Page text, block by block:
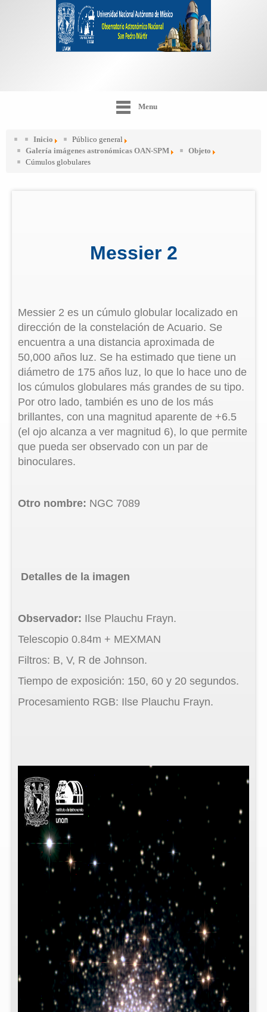
Menu
Inicio
Público general
Galería imágenes astronómicas OAN-SPM
Objeto
Cúmulos globulares
Messier 2
Messier 2 es un cúmulo globular localizado en
dirección de la constelación de Acuario. Se
encuentra a una distancia aproximada de
50,000 años luz. Se ha estimado que tiene un
diámetro de 175 años luz, lo que lo hace uno de
los cúmulos globulares más grandes de su tipo.
Por otro lado, también es uno de los más
brillantes, con una magnitud aparente de +6.5
(el ojo alcanza a ver magnitud 6), lo que permite
que pueda ser observado con un par de
binoculares.
Otro nombre: NGC 7089
Detalles de la imagen
Observador: Ilse Plauchu Frayn.
Telescopio 0.84m + MEXMAN
Filtros: B, V, R de Johnson.
Tiempo de exposición: 150, 60 y 20 segundos.
Procesamiento RGB: Ilse Plauchu Frayn.